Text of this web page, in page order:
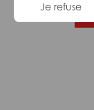
Je refuse